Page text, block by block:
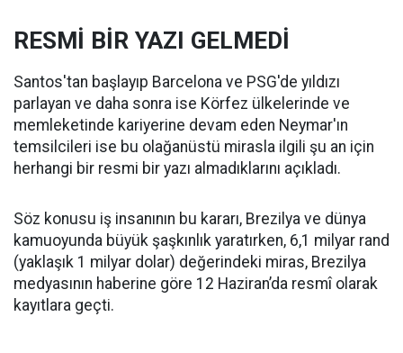
RESMİ BİR YAZI GELMEDİ
Santos'tan başlayıp Barcelona ve PSG'de yıldızı
parlayan ve daha sonra ise Körfez ülkelerinde ve
memleketinde kariyerine devam eden Neymar'ın
temsilcileri ise bu olağanüstü mirasla ilgili şu an için
herhangi bir resmi bir yazı almadıklarını açıkladı.
Söz konusu iş insanının bu kararı, Brezilya ve dünya
kamuoyunda büyük şaşkınlık yaratırken, 6,1 milyar rand
(yaklaşık 1 milyar dolar) değerindeki miras, Brezilya
medyasının haberine göre 12 Haziran’da resmî olarak
kayıtlara geçti.